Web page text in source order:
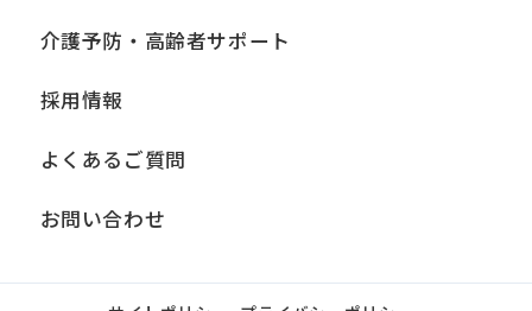
介護予防・高齢者サポート
採用情報
よくあるご質問
お問い合わせ